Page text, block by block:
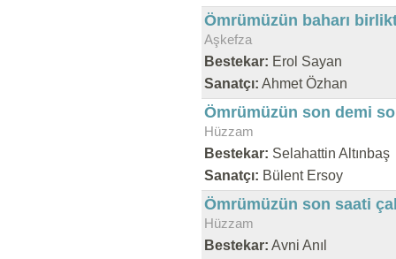
Ömrümüzün baharı
Aşkefza
Bestekar: Erol Sayan
Sanatçı: Ahmet Özhan
Ömrümüzün son demi
Hüzzam
Bestekar: Selahattin Altınbaş
Sanatçı: Bülent Ersoy
Ömrümüzün son saati
Hüzzam
Bestekar: Avni Anıl